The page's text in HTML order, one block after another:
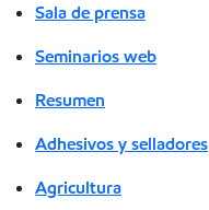
Sala de prensa
Seminarios web
Resumen
Adhesivos y selladores
Agricultura